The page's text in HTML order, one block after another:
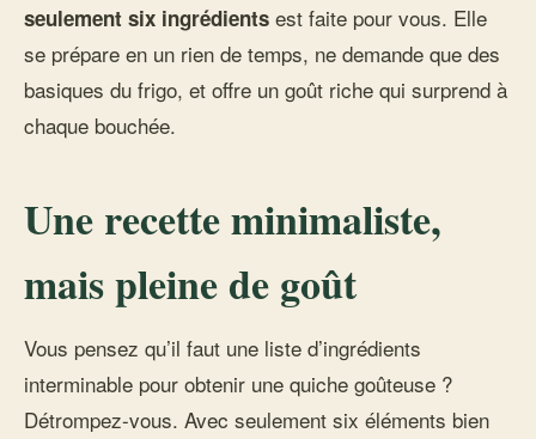
seulement six ingrédients est faite pour vous. Elle
se prépare en un rien de temps, ne demande que des
basiques du frigo, et offre un goût riche qui surprend à
chaque bouchée.
Une recette minimaliste,
mais pleine de goût
Vous pensez qu’il faut une liste d’ingrédients
interminable pour obtenir une quiche goûteuse ?
Détrompez-vous. Avec seulement six éléments bien